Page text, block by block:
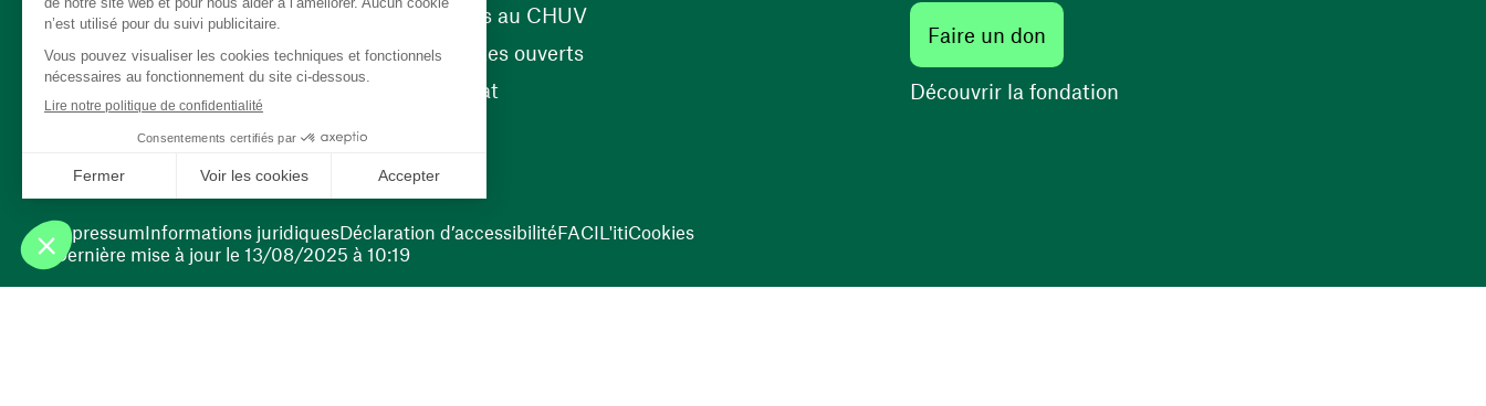
(ouvre une nouvelle fenêtre)
(ouvre une nouvelle fenêtre)
Carrières au CHUV(ouvre une nouvelle fenêtre)
Nos postes ouverts(ouvre une nouvelle fenêtre)
Bénévolat
Faire un don(ouvre une nouvelle fenêtre)
Découvrir la fondation(ouvre une nouvelle fenêtre)
Dernière mise à jour le 13/08/2025 à 10:19
ImpressumInformations juridiquesDéclaration d’accessibilitéFACIL'itiCookies